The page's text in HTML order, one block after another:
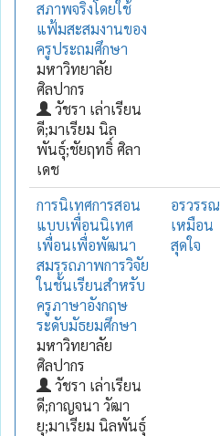
สภาพจริงโดยใช้
แฟ้มสะสมงานของ
ครูประถมศึกษา
มหาวิทยาลัย
ศิลปากร
วัชรา เล่าเรียน
ดี;มาเรียม นิล
พันธุ์;ชัยฤทธิ์ ศิลา
เดช
การนิเทศการสอน
แบบเพื่อนนิเทศ
เพื่อนเพื่อพัฒนา
สมรรถภาพการวิจัย
ในชั้นเรียนสำหรับ
ครูภาษาอังกฤษ
ระดับมัธยมศึกษา
มหาวิทยาลัย
ศิลปากร
วัชรา เล่าเรียน
ดี;กาญจนา วัฒา
ยุ;มาเรียม นิลพันธุ์
อรวรรณ
เหมือน
สุดใจ